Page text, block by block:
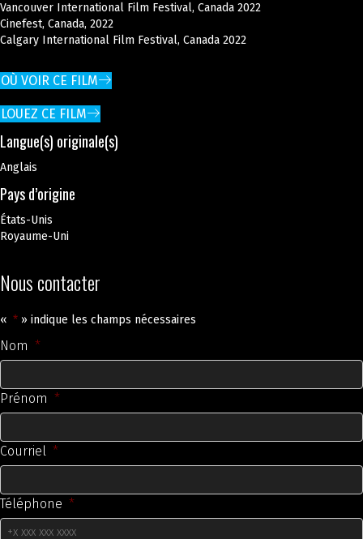
Vancouver International Film Festival, Canada 2022
Cinefest, Canada, 2022
Calgary International Film Festival, Canada 2022
OÙ VOIR CE FILM
LOUEZ CE FILM
Langue(s) originale(s)
Anglais
Pays d’origine
États-Unis
Royaume-Uni
Nous contacter
« * » indique les champs nécessaires
Nom *
Prénom *
Courriel *
Téléphone *